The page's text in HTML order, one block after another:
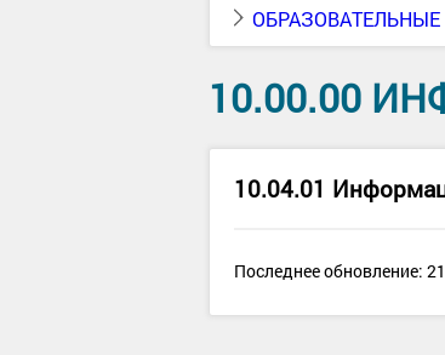
ОБРАЗОВАТЕЛЬНЫЕ
10.00.00
10.04.01
Последнее обновление: